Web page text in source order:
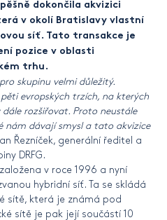
dokončila akvizici
v okolí Bratislavy vlastní
síť. Tato transakce je
pozice v oblasti
trhu.
skupinu velmi důležitý.
evropských trzích, na kterých
rozšiřovat. Proto neustále
nám dávají smysl a tato akvizice
Řezníček, generální ředitel a
DRFG.
v roce 1996 a nyní
hybridní síť. Ta se skládá
sítě, která je známá pod
sítě je pak její součástí 10